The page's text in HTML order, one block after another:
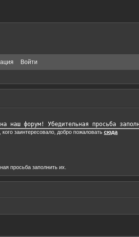
Войти
наш форум! Убедительная просьба
заинтересовало, добро пожаловать сюда
просьба заполнить их.